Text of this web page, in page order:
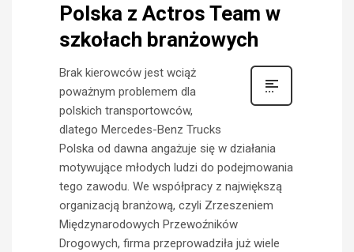
Polska z Actros Team w
szkołach branżowych
Brak kierowców jest wciąż
poważnym problemem dla
polskich transportowców,
dlatego Mercedes-Benz Trucks
Polska od dawna angażuje się w działania
motywujące młodych ludzi do podejmowania
tego zawodu. We współpracy z największą
organizacją branżową, czyli Zrzeszeniem
Międzynarodowych Przewoźników
Drogowych, firma przeprowadziła już wiele